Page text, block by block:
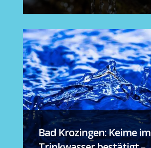
Bad Krozingen: Keime im